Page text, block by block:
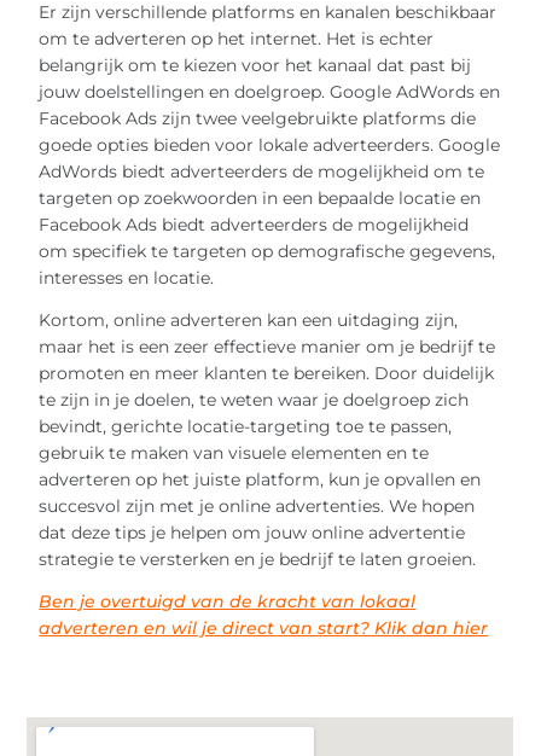
Er zijn verschillende platforms en kanalen beschikbaar
om te adverteren op het internet. Het is echter
belangrijk om te kiezen voor het kanaal dat past bij
jouw doelstellingen en doelgroep. Google AdWords en
Facebook Ads zijn twee veelgebruikte platforms die
goede opties bieden voor lokale adverteerders. Google
AdWords biedt adverteerders de mogelijkheid om te
targeten op zoekwoorden in een bepaalde locatie en
Facebook Ads biedt adverteerders de mogelijkheid
om specifiek te targeten op demografische gegevens,
interesses en locatie.
Kortom, online adverteren kan een uitdaging zijn,
maar het is een zeer effectieve manier om je bedrijf te
promoten en meer klanten te bereiken. Door duidelijk
te zijn in je doelen, te weten waar je doelgroep zich
bevindt, gerichte locatie-targeting toe te passen,
gebruik te maken van visuele elementen en te
adverteren op het juiste platform, kun je opvallen en
succesvol zijn met je online advertenties. We hopen
dat deze tips je helpen om jouw online advertentie
strategie te versterken en je bedrijf te laten groeien.
Ben je overtuigd van de kracht van lokaal
adverteren en wil je direct van start? Klik dan hier